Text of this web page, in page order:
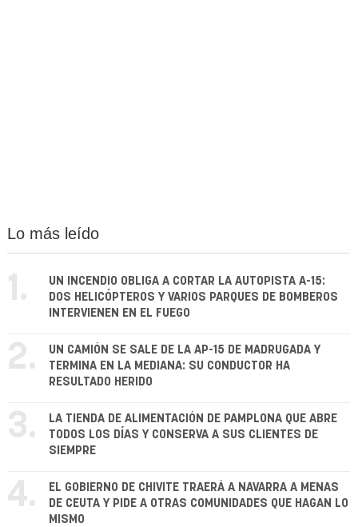
Lo más leído
1.
UN INCENDIO OBLIGA A CORTAR LA AUTOPISTA A-15:
DOS HELICÓPTEROS Y VARIOS PARQUES DE BOMBEROS
INTERVIENEN EN EL FUEGO
2.
UN CAMIÓN SE SALE DE LA AP-15 DE MADRUGADA Y
TERMINA EN LA MEDIANA: SU CONDUCTOR HA
RESULTADO HERIDO
3.
LA TIENDA DE ALIMENTACIÓN DE PAMPLONA QUE ABRE
TODOS LOS DÍAS Y CONSERVA A SUS CLIENTES DE
SIEMPRE
4.
EL GOBIERNO DE CHIVITE TRAERÁ A NAVARRA A MENAS
DE CEUTA Y PIDE A OTRAS COMUNIDADES QUE HAGAN LO
MISMO